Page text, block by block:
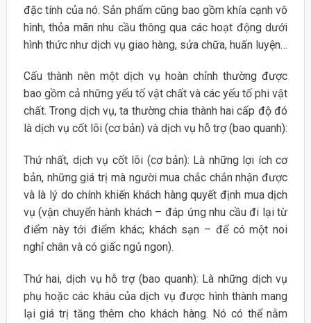
đặc tính của nó. Sản phẩm cũng bao gồm khía cạnh vô
hình, thỏa mãn nhu cầu thông qua các hoạt động dưới
hình thức như dịch vụ giao hàng, sửa chữa, huấn luyện…
Cấu thành nên một dịch vụ hoàn chỉnh thường được
bao gồm cả những yếu tố vật chất và các yếu tố phi vật
chất. Trong dịch vụ, ta thường chia thành hai cấp độ đó
là dịch vụ cốt lõi (cơ bản) và dịch vụ hỗ trợ (bao quanh):
Thứ nhất, dịch vụ cốt lõi (cơ bản): Là những lợi ích cơ
bản, những giá trị mà người mua chắc chắn nhận được
và là lý do chính khiến khách hàng quyết định mua dịch
vụ (vận chuyển hành khách – đáp ứng nhu cầu đi lại từ
điểm này tới điểm khác; khách sạn – để có một noi
nghỉ chân và có giấc ngủ ngon).
Thứ hai, dịch vụ hỗ trợ (bao quanh): Là những dịch vụ
phụ hoặc các khâu của dịch vụ được hình thành mang
lại giá trị tăng thêm cho khách hàng. Nó có thể nằm